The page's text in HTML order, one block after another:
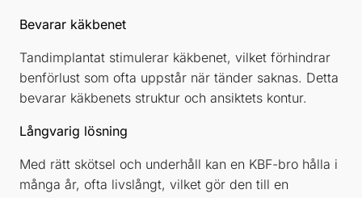
Bevarar käkbenet
Tandimplantat stimulerar käkbenet, vilket förhindrar
benförlust som ofta uppstår när tänder saknas. Detta
bevarar käkbenets struktur och ansiktets kontur.
Långvarig lösning
Med rätt skötsel och underhåll kan en KBF-bro hålla i
många år, ofta livslångt, vilket gör den till en